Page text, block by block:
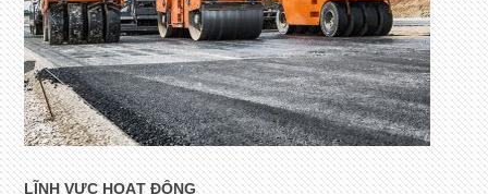
LĨNH VỰC HOẠT ĐỘNG